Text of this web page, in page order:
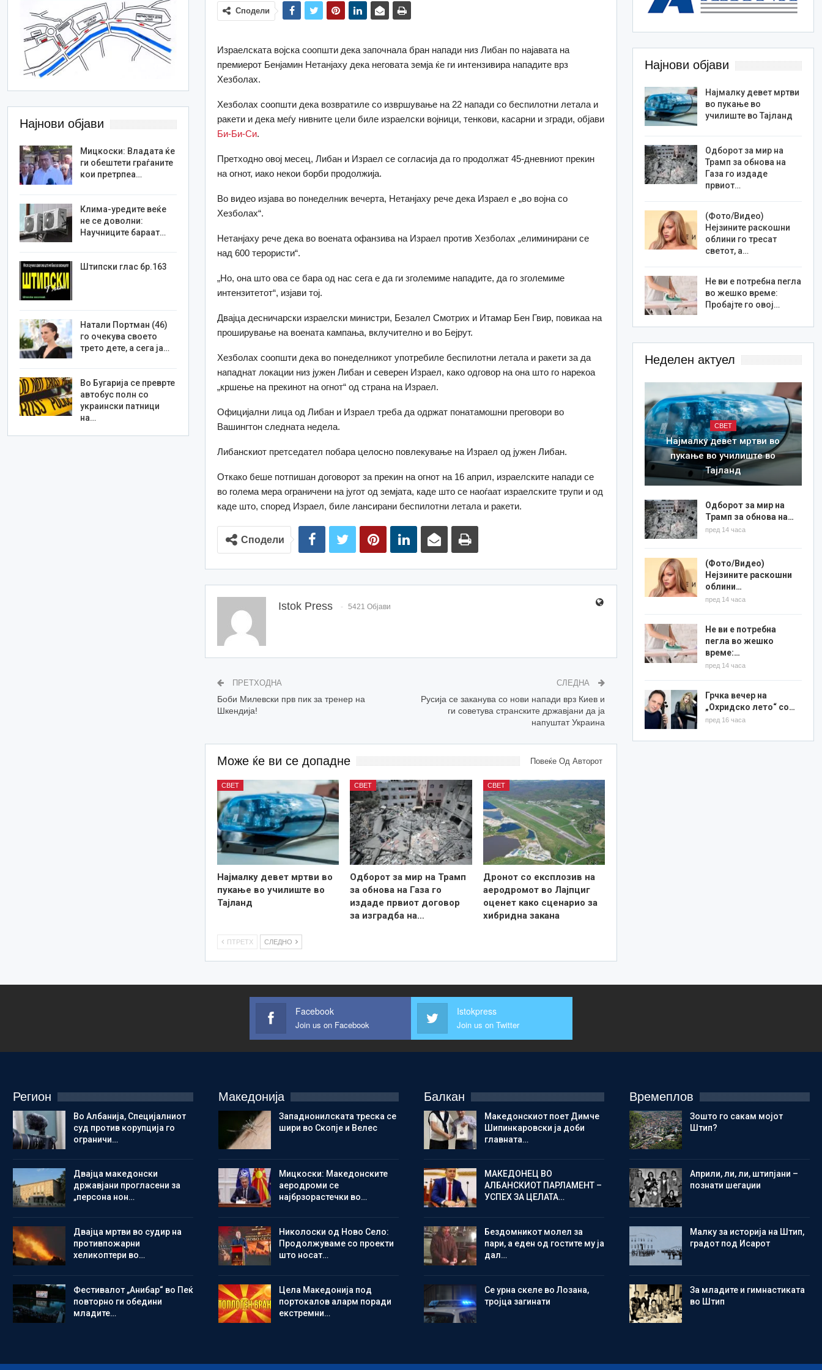
Сподели
Израелската војска соопшти дека започнала бран напади низ Либан по најавата на
премиерот Бенјамин Нетанјаху дека неговата земја ќе ги интензивира нападите врз
Хезболах.
Хезболах соопшти дека возвратиле со извршување на 22 напади со беспилотни летала и
ракети и дека меѓу нивните цели биле израелски војници, тенкови, касарни и згради, објави
Би-Би-Си.
Претходно овој месец, Либан и Израел се согласија да го продолжат 45-дневниот прекин
на огнот, иако некои борби продолжија.
Во видео изјава во понеделник вечерта, Нетанјаху рече дека Израел е „во војна со
Хезболах“.
Нетанјаху рече дека во воената офанзива на Израел против Хезболах „елиминирани се
над 600 терористи“.
„Но, она што ова се бара од нас сега е да ги зголемиме нападите, да го зголемиме
интензитетот“, изјави тој.
Двајца десничарски израелски министри, Безалел Смотрих и Итамар Бен Гвир, повикаа на
проширување на воената кампања, вклучително и во Бејрут.
Хезболах соопшти дека во понеделникот употребиле беспилотни летала и ракети за да
нападнат локации низ јужен Либан и северен Израел, како одговор на она што го нарекоа
„кршење на прекинот на огнот“ од страна на Израел.
Официјални лица од Либан и Израел треба да одржат понатамошни преговори во
Вашингтон следната недела.
Либанскиот претседател побара целосно повлекување на Израел од јужен Либан.
Откако беше потпишан договорот за прекин на огнот на 16 април, израелските напади се
во голема мера ограничени на југот од земјата, каде што се наоѓаат израелските трупи и од
каде што, според Израел, биле лансирани беспилотни летала и ракети.
Сподели
Istok Press 5421 Објави
ПРЕТХОДНА
Боби Милевски прв пик за тренер на
Шкендија!
СЛЕДНА
Русија се заканува со нови напади врз Киев и
ги советува странските државјани да ја
напуштат Украина
Може ќе ви се допадне Повеќе Од Авторот
СВЕТ
Најмалку девет мртви во
пукање во училиште во
Тајланд
СВЕТ
Одборот за мир на Трамп
за обнова на Газа го
издаде првиот договор
за изградба на…
СВЕТ
Дронот со експлозив на
аеродромот во Лајпциг
оценет како сценарио за
хибридна закана
ПТРЕТХ СЛЕДНО
Најнови објави
Најмалку девет мртви
во пукање во
училиште во Тајланд
Одборот за мир на
Трамп за обнова на
Газа го издаде
првиот…
(Фото/Видео)
Нејзините раскошни
облини го тресат
светот, а…
Не ви е потребна пегла
во жешко време:
Пробајте го овој…
Неделен актуел
СВЕТ
Најмалку девет мртви во
пукање во училиште во
Тајланд
Одборот за мир на
Трамп за обнова на…
пред 14 часа
(Фото/Видео)
Нејзините раскошни
облини…
пред 14 часа
Не ви е потребна
пегла во жешко
време:…
пред 14 часа
Грчка вечер на
„Охридско лето“ со…
пред 16 часа
Најнови објави
Мицкоски: Владата ќе
ги обештети граѓаните
кои претрпеа…
Клима-уредите веќе
не се доволни:
Научниците бараат…
Штипски глас бр.163
Натали Портман (46)
го очекува своето
трето дете, а сега ја…
Во Бугарија се преврте
автобус полн со
украински патници
на…
Facebook
Join us on Facebook
Istokpress
Join us on Twitter
Регион
Во Албанија, Специјалниот
суд против корупција го
ограничи…
Двајца македонски
државјани прогласени за
„персона нон…
Двајца мртви во судир на
противпожарни
хеликоптери во…
Фестивалот „Анибар“ во Пеќ
повторно ги обедини
младите…
Македонија
Западнонилската треска се
шири во Скопје и Велес
Мицкоски: Македонските
аеродроми се
најбрзорастечки во…
Николоски од Ново Село:
Продолжуваме со проекти
што носат…
Цела Македонија под
портокалов аларм поради
екстремни…
Балкан
Македонскиот поет Димче
Шипинкаровски ја доби
главната…
МАКЕДОНЕЦ ВО
АЛБАНСКИОТ ПАРЛАМЕНТ –
УСПЕХ ЗА ЦЕЛАТА…
Бездомникот молел за
пари, а еден од гостите му ја
дал…
Се урна скеле во Лозана,
тројца загинати
Времеплов
Зошто го сакам мојот
Штип?
Aприли, ли, ли, штипјани –
познати шегаџии
Малку за историја на Штип,
градот под Исарот
Зa младите и гимнастиката
во Штип